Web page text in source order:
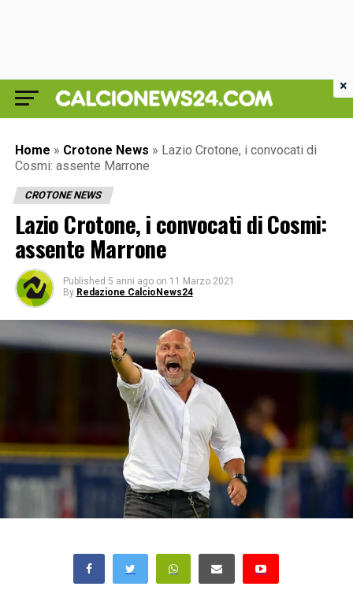
Home » Crotone News » Lazio Crotone, i convocati di
Cosmi: assente Marrone
CROTONE NEWS
Lazio Crotone, i convocati di Cosmi:
assente Marrone
Published 5 anni ago on 11 Marzo 2021
By Redazione CalcioNews24
×